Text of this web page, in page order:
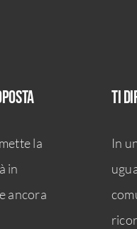
la
in
ancora
Ti
In